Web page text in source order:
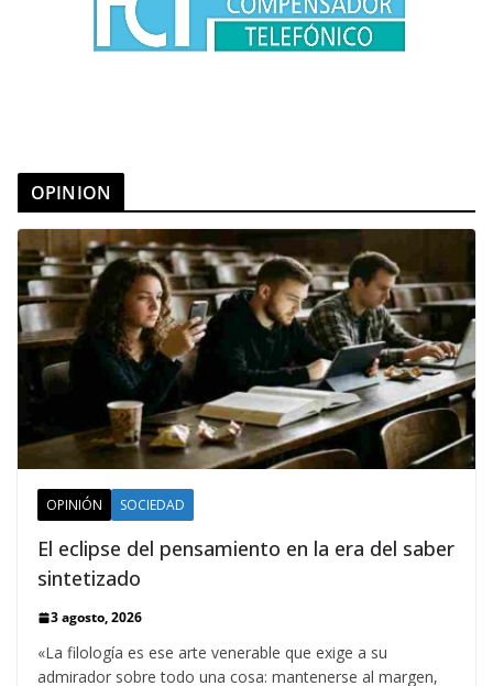
OPINION
OPINIÓN SOCIEDAD
El eclipse del pensamiento en la era del saber
sintetizado
3 agosto, 2026
«La filología es ese arte venerable que exige a su
admirador sobre todo una cosa: mantenerse al margen,